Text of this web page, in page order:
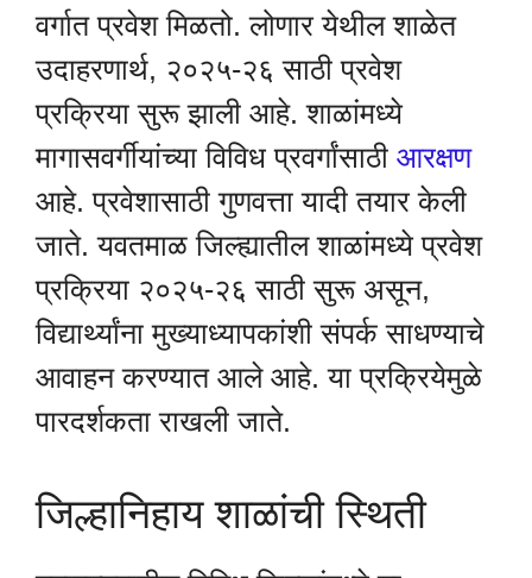
वर्गात प्रवेश मिळतो. लोणार येथील शाळेत
उदाहरणार्थ, २०२५-२६ साठी प्रवेश
प्रक्रिया सुरू झाली आहे. शाळांमध्ये
मागासवर्गीयांच्या विविध प्रवर्गांसाठी आरक्षण
आहे. प्रवेशासाठी गुणवत्ता यादी तयार केली
जाते. यवतमाळ जिल्ह्यातील शाळांमध्ये प्रवेश
प्रक्रिया २०२५-२६ साठी सुरू असून,
विद्यार्थ्यांना मुख्याध्यापकांशी संपर्क साधण्याचे
आवाहन करण्यात आले आहे. या प्रक्रियेमुळे
पारदर्शकता राखली जाते.
जिल्हानिहाय शाळांची स्थिती